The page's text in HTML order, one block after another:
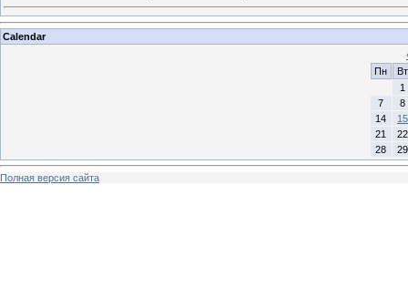
Calendar
Пн
Вт
1
7
8
14
15
21
22
28
29
Полная версия сайта